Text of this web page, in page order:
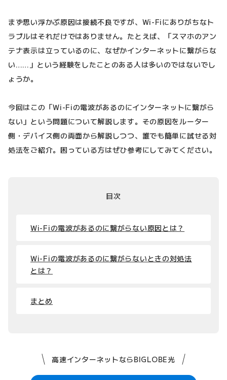
まず思い浮かぶ原因は接続不良ですが、Wi-Fiにありがちなト
ラブルはそれだけではありません。たとえば、「スマホのアン
テナ表示は立っているのに、なぜかインターネットに繋がらな
い……」という経験をしたことのある人は多いのではないでし
ょうか。
今回はこの「Wi-Fiの電波があるのにインターネットに繋がら
ない」という問題について解説します。その原因をルーター
側・デバイス側の両面から解説しつつ、誰でも簡単に試せる対
処法をご紹介。困っている方はぜひ参考にしてみてください。
目次
Wi-Fiの電波があるのに繋がらない原因とは？
Wi-Fiの電波があるのに繋がらないときの対処法
とは？
まとめ
高速インターネットならBIGLOBE光